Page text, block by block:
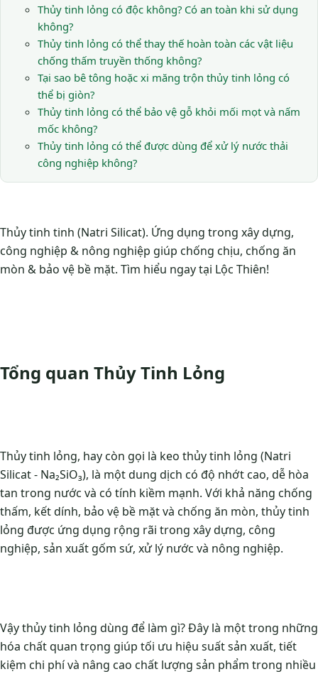
Thủy tinh lỏng có độc không? Có an toàn khi sử dụng
không?
Thủy tinh lỏng có thể thay thế hoàn toàn các vật liệu
chống thấm truyền thống không?
Tại sao bê tông hoặc xi măng trộn thủy tinh lỏng có
thể bị giòn?
Thủy tinh lỏng có thể bảo vệ gỗ khỏi mối mọt và nấm
mốc không?
Thủy tinh lỏng có thể được dùng để xử lý nước thải
công nghiệp không?
Thủy tinh tinh (Natri Silicat). Ứng dụng trong xây dựng,
công nghiệp & nông nghiệp giúp chống chịu, chống ăn
mòn & bảo vệ bề mặt. Tìm hiểu ngay tại Lộc Thiên!
Tổng quan Thủy Tinh Lỏng
Thủy tinh lỏng, hay còn gọi là keo thủy tinh lỏng (Natri
Silicat - Na₂SiO₃), là một dung dịch có độ nhớt cao, dễ hòa
tan trong nước và có tính kiềm mạnh. Với khả năng chống
thấm, kết dính, bảo vệ bề mặt và chống ăn mòn, thủy tinh
lỏng được ứng dụng rộng rãi trong xây dựng, công
nghiệp, sản xuất gốm sứ, xử lý nước và nông nghiệp.
Vậy thủy tinh lỏng dùng để làm gì? Đây là một trong những
hóa chất quan trọng giúp tối ưu hiệu suất sản xuất, tiết
kiệm chi phí và nâng cao chất lượng sản phẩm trong nhiều